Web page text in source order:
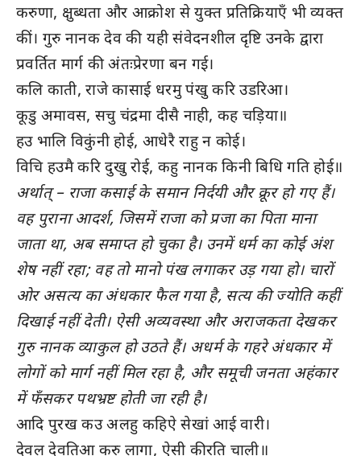
करुणा, क्षुब्धता और आक्रोश से युक्त प्रतिक्रियाएँ भी व्यक्त
कीं। गुरु नानक देव की यही संवेदनशील दृष्टि उनके द्वारा
प्रवर्तित मार्ग की अंतःप्रेरणा बन गई।
कलि काती, राजे कासाई धरमु पंखु करि उडरिआ।
कूडु अमावस, सचु चंद्रमा दीसै नाही, कह चड़िया॥
हउ भालि विकुंनी होई, आधेरै राहु न कोई।
विचि हउमै करि दुखु रोई, कहु नानक किनी बिधि गति होई॥
अर्थात् – राजा कसाई के समान निर्दयी और क्रूर हो गए हैं।
वह पुराना आदर्श, जिसमें राजा को प्रजा का पिता माना
जाता था, अब समाप्त हो चुका है। उनमें धर्म का कोई अंश
शेष नहीं रहा; वह तो मानो पंख लगाकर उड़ गया हो। चारों
ओर असत्य का अंधकार फैल गया है, सत्य की ज्योति कहीं
दिखाई नहीं देती। ऐसी अव्यवस्था और अराजकता देखकर
गुरु नानक व्याकुल हो उठते हैं। अधर्म के गहरे अंधकार में
लोगों को मार्ग नहीं मिल रहा है, और समूची जनता अहंकार
में फँसकर पथभ्रष्ट होती जा रही है।
आदि पुरख कउ अलहु कहिऐ सेखां आई वारी।
देवल देवतिआ करु लागा, ऐसी कीरति चाली॥